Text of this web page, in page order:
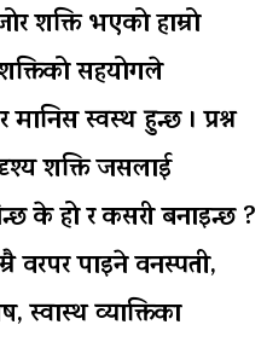
शक्ति भएको हाम्रो
सहयोगले
स्वस्थ हुन्छ । प्रश्न
शक्ति जसलाई
के हो र कसरी बनाइन्छ ?
वरपर पाइने वनस्पती,
स्वास्थ व्याक्तिका